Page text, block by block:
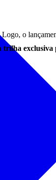
o
trilha